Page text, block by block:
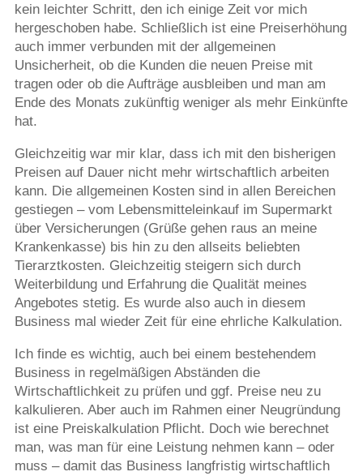
kein leichter Schritt, den ich einige Zeit vor mich
hergeschoben habe. Schließlich ist eine Preiserhöhung
auch immer verbunden mit der allgemeinen
Unsicherheit, ob die Kunden die neuen Preise mit
tragen oder ob die Aufträge ausbleiben und man am
Ende des Monats zukünftig weniger als mehr Einkünfte
hat.
Gleichzeitig war mir klar, dass ich mit den bisherigen
Preisen auf Dauer nicht mehr wirtschaftlich arbeiten
kann. Die allgemeinen Kosten sind in allen Bereichen
gestiegen – vom Lebensmitteleinkauf im Supermarkt
über Versicherungen (Grüße gehen raus an meine
Krankenkasse) bis hin zu den allseits beliebten
Tierarztkosten. Gleichzeitig steigern sich durch
Weiterbildung und Erfahrung die Qualität meines
Angebotes stetig. Es wurde also auch in diesem
Business mal wieder Zeit für eine ehrliche Kalkulation.
Ich finde es wichtig, auch bei einem bestehendem
Business in regelmäßigen Abständen die
Wirtschaftlichkeit zu prüfen und ggf. Preise neu zu
kalkulieren. Aber auch im Rahmen einer Neugründung
ist eine Preiskalkulation Pflicht. Doch wie berechnet
man, was man für eine Leistung nehmen kann – oder
muss – damit das Business langfristig wirtschaftlich